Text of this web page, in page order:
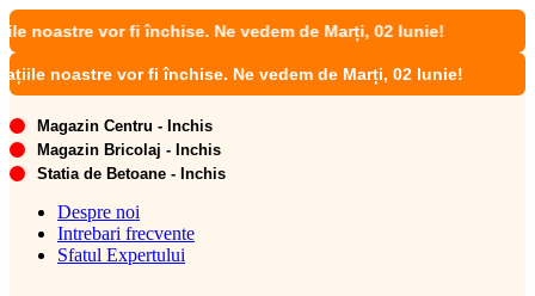
vor fi închise. Ne vedem de Marți, 02 Iunie!
vor fi închise. Ne vedem de Marți, 02 Iunie!
Magazin Centru - Inchis
Magazin Bricolaj - Inchis
Statia de Betoane - Inchis
Despre noi
Intrebari frecvente
Sfatul Expertului